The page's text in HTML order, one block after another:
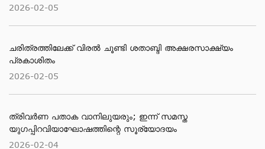
2026-02-05
ചരിത്രത്തിലേക്ക് വിരൽ ചൂണ്ടി ശതാബ്ദി അക്ഷരസാക്ഷ്യം
പ്രകാശിതം
2026-02-05
ത്രിവർണ പതാക വാനിലുയരും; ഇന്ന് സമസ്ത
യുഗപ്പിറവിയാഘോഷത്തിന്റെ സൂര്യോദയം
2026-02-04